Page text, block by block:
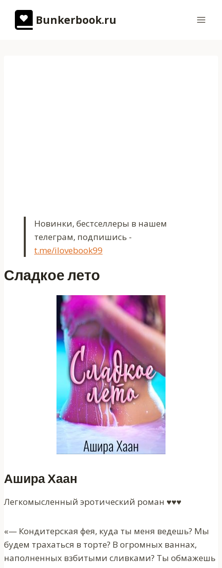
содержимому
Bunkerbook.ru
Новинки, бестселлеры в нашем
телеграм, подпишись -
t.me/ilovebook99
Сладкое лето
Ашира Хаан
Легкомысленный эротический роман ♥♥♥
«— Кондитерская фея, куда ты меня ведешь? Мы
будем трахаться в торте? В огромных ваннах,
наполненных взбитыми сливками? Ты обмажешь